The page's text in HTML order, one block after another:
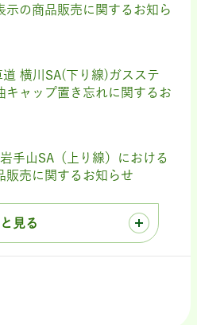
示の商品販売に関するお知ら
道 横川SA(下り線)ガスステ
キャップ置き忘れに関するお
手山SA（上り線）における
販売に関するお知らせ
見る